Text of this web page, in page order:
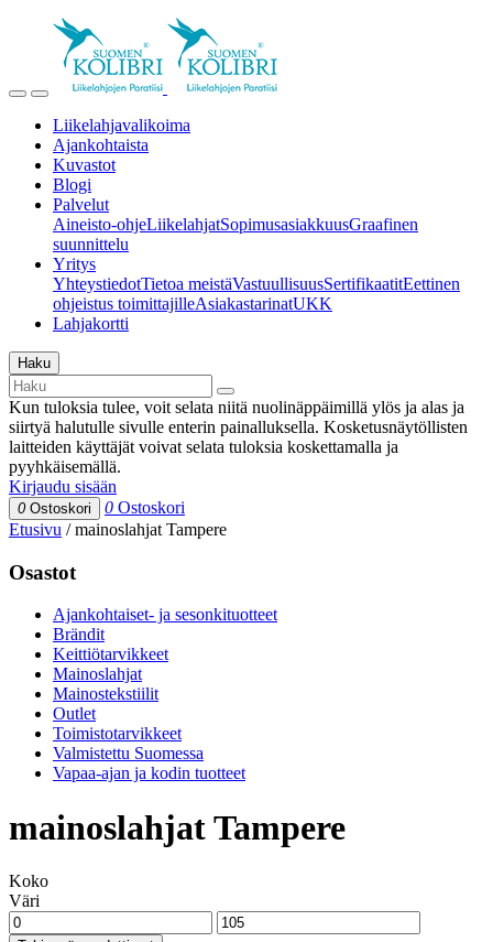
Liikelahjavalikoima
Ajankohtaista
Kuvastot
Blogi
Palvelut
Aineisto-ohjeLiikelahjatSopimusasiakkuusGraafinen
suunnittelu
Yritys
YhteystiedotTietoa meistäVastuullisuusSertifikaatitEettinen
ohjeistus toimittajilleAsiakastarinatUKK
Lahjakortti
Haku
Kun tuloksia tulee, voit selata niitä nuolinäppäimillä ylös ja alas ja
siirtyä halutulle sivulle enterin painalluksella. Kosketusnäytöllisten
laitteiden käyttäjät voivat selata tuloksia koskettamalla ja
pyyhkäisemällä.
Kirjaudu sisään
0 Ostoskori 0 Ostoskori
Etusivu /mainoslahjat Tampere
Osastot
Ajankohtaiset- ja sesonkituotteet
Brändit
Keittiötarvikkeet
Mainoslahjat
Mainostekstiilit
Outlet
Toimistotarvikkeet
Valmistettu Suomessa
Vapaa-ajan ja kodin tuotteet
mainoslahjat Tampere
Koko
Väri